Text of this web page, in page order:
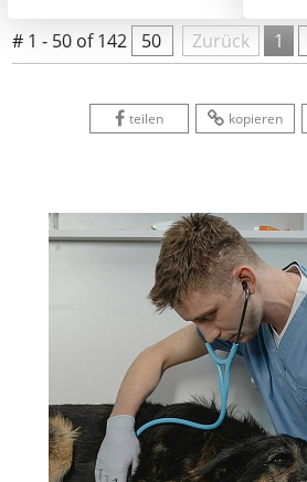
# 1 - 50 of 142 50 Zurück 1
teilen kopieren